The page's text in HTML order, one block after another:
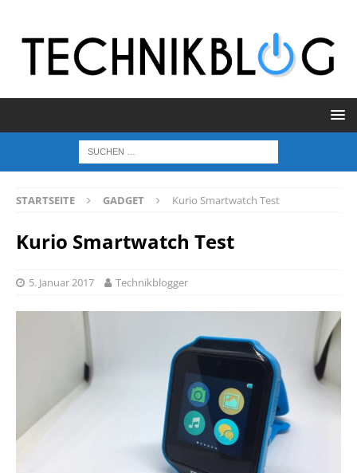
STARTSEITE GADGET Kurio Smartwatch Test
Kurio Smartwatch Test
5. Januar 2017 Technikblogger